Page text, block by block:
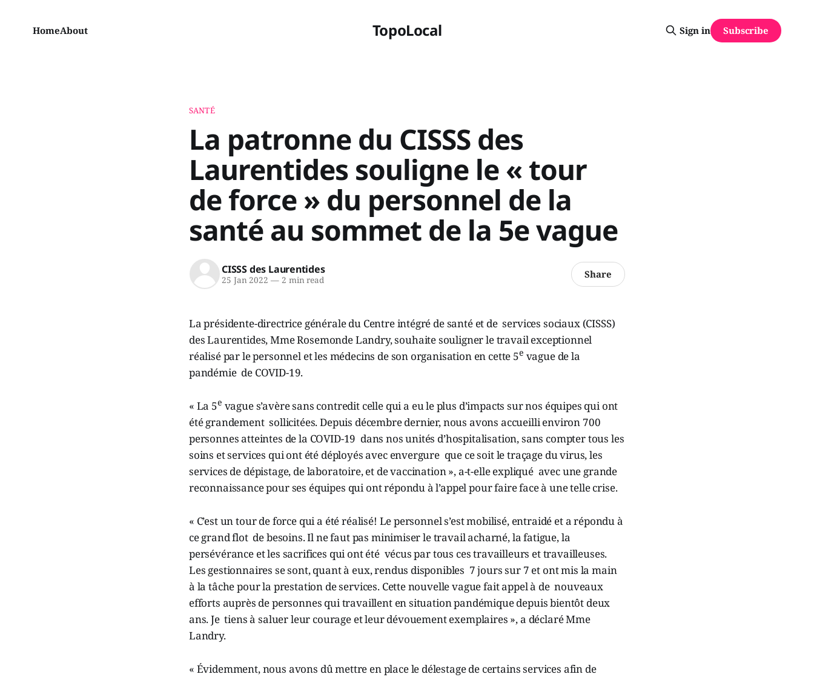
TopoLocal
HomeAbout Sign in Subscribe
SANTÉ
La patronne du CISSS des
Laurentides souligne le « tour
de force » du personnel de la
santé au sommet de la 5e vague
CISSS des Laurentides
25 Jan 2022 —2 min read Share
La présidente-directrice générale du Centre intégré de santé et de services sociaux (CISSS)
des Laurentides, Mme Rosemonde Landry, souhaite souligner le travail exceptionnel
réalisé par le personnel et les médecins de son organisation en cette 5e vague de la
pandémie de COVID-19.
« La 5e vague s’avère sans contredit celle qui a eu le plus d’impacts sur nos équipes qui ont
été grandement sollicitées. Depuis décembre dernier, nous avons accueilli environ 700
personnes atteintes de la COVID-19 dans nos unités d’hospitalisation, sans compter tous les
soins et services qui ont été déployés avec envergure que ce soit le traçage du virus, les
services de dépistage, de laboratoire, et de vaccination », a-t-elle expliqué avec une grande
reconnaissance pour ses équipes qui ont répondu à l’appel pour faire face à une telle crise.
« C’est un tour de force qui a été réalisé! Le personnel s’est mobilisé, entraidé et a répondu à
ce grand flot de besoins. Il ne faut pas minimiser le travail acharné, la fatigue, la
persévérance et les sacrifices qui ont été vécus par tous ces travailleurs et travailleuses.
Les gestionnaires se sont, quant à eux, rendus disponibles 7 jours sur 7 et ont mis la main
à la tâche pour la prestation de services. Cette nouvelle vague fait appel à de nouveaux
efforts auprès de personnes qui travaillent en situation pandémique depuis bientôt deux
ans. Je tiens à saluer leur courage et leur dévouement exemplaires », a déclaré Mme
Landry.
« Évidemment, nous avons dû mettre en place le délestage de certains services afin de